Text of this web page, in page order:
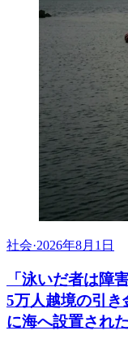
社会·2026年8月1日
「泳いだ者は障
5万人越境の引き
に海へ設置され